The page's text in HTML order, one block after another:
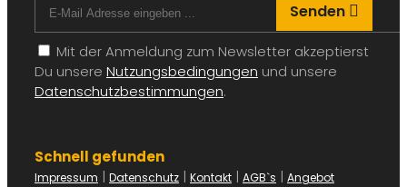
Senden
Mit der Anmeldung zum Newsletter akzeptierst
Du unsere Nutzungsbedingungen und unsere
Datenschutzbestimmungen.
Schnell gefunden
Impressum | Datenschutz | Kontakt | AGB`s | Angebot